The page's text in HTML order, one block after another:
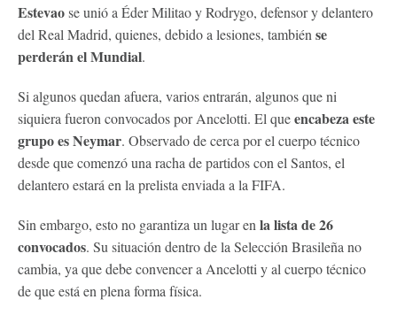
Estevaose unió a Éder Militao y Rodrygo, defensor y delantero
del Real Madrid, quienes, debido a lesiones, también se
perderán el Mundial.
Si algunos quedan afuera, varios entrarán, algunos que ni
siquiera fueron convocados por Ancelotti. El queencabeza este
grupo es Neymar. Observado de cerca por el cuerpo técnico
desde que comenzó una racha de partidos con el Santos, el
delantero estará en la prelista enviada a la FIFA.
Sin embargo, esto no garantiza un lugar en la lista de 26
convocados. Su situación dentro de la Selección Brasileña no
cambia, ya que debe convencer a Ancelotti y al cuerpo técnico
de que está en plena forma física.